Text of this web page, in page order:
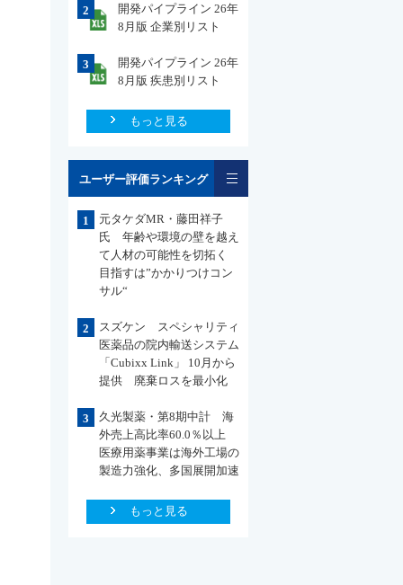
2
開発パイプライン 26年
8月版 企業別リスト
3
開発パイプライン 26年
8月版 疾患別リスト
もっと見る
ユーザー評価ランキング
1
元タケダMR・藤田祥子
氏 年齢や環境の壁を越え
て人材の可能性を切拓く
目指すは”かかりつけコン
サル“
2
スズケン スペシャリティ
医薬品の院内輸送システム
「Cubixx Link」 10月から
提供 廃棄ロスを最小化
3
久光製薬・第8期中計 海
外売上高比率60.0％以上
医療用薬事業は海外工場の
製造力強化、多国展開加速
もっと見る